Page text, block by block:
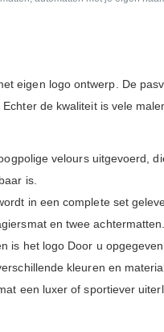
eigen logo ontwerp. De
de kwaliteit is vele
velours uitgevoerd,
is.
in een complete set
en twee achtermatten.
is het logo Door u
kleuren en
een luxer of sportiever